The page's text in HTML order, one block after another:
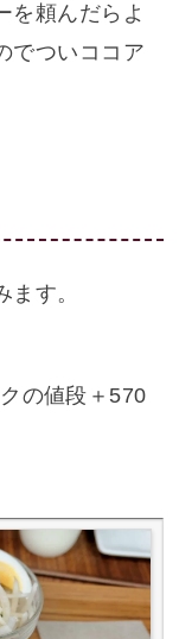
を頼んだらよ
でついココア
す。
の値段＋570